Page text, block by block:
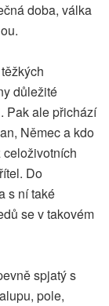
doba, válka
důležité
Pak ale přichází
Němec a kdo
Do
s ní také
se v takovém
spjatý s
pole,